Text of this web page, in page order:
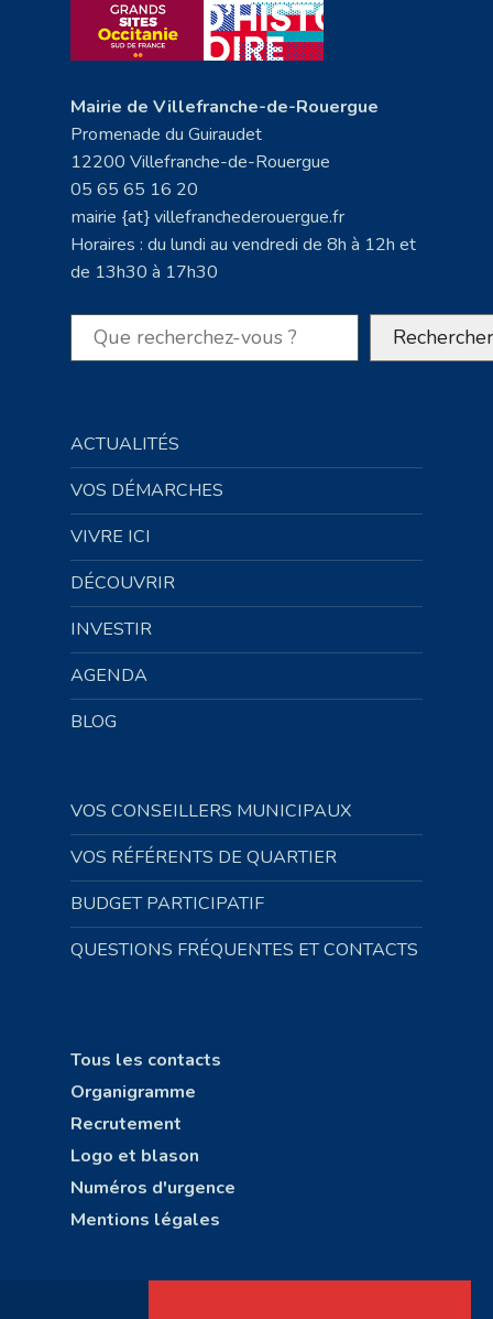
Mairie de Villefranche-de-Rouergue
Promenade du Guiraudet
12200 Villefranche-de-Rouergue
05 65 65 16 20
mairie {at} villefranchederouergue.fr
Horaires : du lundi au vendredi de 8h à 12h et
de 13h30 à 17h30
Rechercher Rechercher
ACTUALITÉS
VOS DÉMARCHES
VIVRE ICI
DÉCOUVRIR
INVESTIR
AGENDA
BLOG
VOS CONSEILLERS MUNICIPAUX
VOS RÉFÉRENTS DE QUARTIER
BUDGET PARTICIPATIF
QUESTIONS FRÉQUENTES ET CONTACTS
Tous les contacts
Organigramme
Recrutement
Logo et blason
Numéros d'urgence
Mentions légales